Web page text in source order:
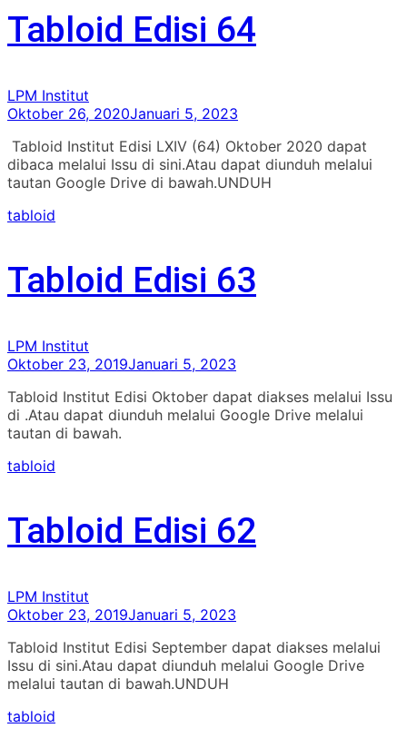
Tabloid Edisi 64
LPM Institut
Oktober 26, 2020Januari 5, 2023
Tabloid Institut Edisi LXIV (64) Oktober 2020 dapat
dibaca melalui Issu di sini.Atau dapat diunduh melalui
tautan Google Drive di bawah.UNDUH
tabloid
Tabloid Edisi 63
LPM Institut
Oktober 23, 2019Januari 5, 2023
Tabloid Institut Edisi Oktober dapat diakses melalui Issu
di .Atau dapat diunduh melalui Google Drive melalui
tautan di bawah.
tabloid
Tabloid Edisi 62
LPM Institut
Oktober 23, 2019Januari 5, 2023
Tabloid Institut Edisi September dapat diakses melalui
Issu di sini.Atau dapat diunduh melalui Google Drive
melalui tautan di bawah.UNDUH
tabloid